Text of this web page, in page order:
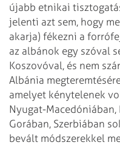
újabb etnikai
jelenti azt sem, hogy
akarja) fékezni a
az albánok egy szóval
Koszovóval, és nem
Albánia
amelyet kénytelenek
Nyugat-Macedóniában,
Gorában, Szerbiában
bevált módszerekkel